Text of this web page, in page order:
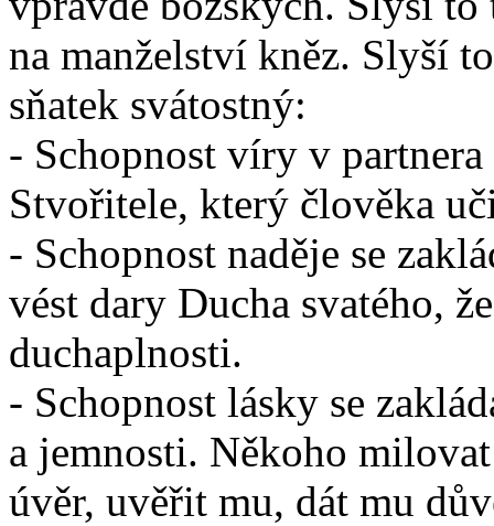
na manželství kněz. Slyší
sňatek svátostný:
- Schopnost víry v
Stvořitele, který člověka
- Schopnost naděje se
vést dary Ducha svatého,
duchaplnosti.
- Schopnost lásky se
a jemnosti. Někoho
úvěr, uvěřit mu, dát mu